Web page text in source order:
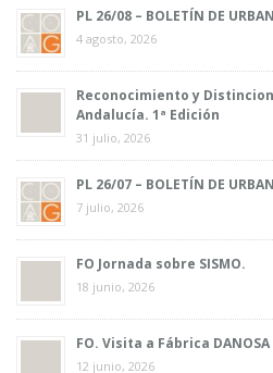
PL 26/08 – BOLETÍN DE
4 agosto, 2026
Reconocimiento y
Andalucía. 1ª Edición
31 julio, 2026
PL 26/07 – BOLETÍN DE
7 julio, 2026
FO Jornada sobre SISMO.
18 junio, 2026
FO. Visita a Fábrica DANOSA
12 junio, 2026